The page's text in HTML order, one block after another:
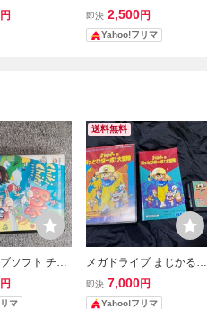
ャム&アー
円
ルるートくん
即決 2,500円
Yahoo!フリマ
ソフト チキ
円
マ
送料無料
メガドライブ まじかるハ
ットのぶっとびターボ！
大冒険 箱説付
即決 7,000円
Yahoo!フリマ